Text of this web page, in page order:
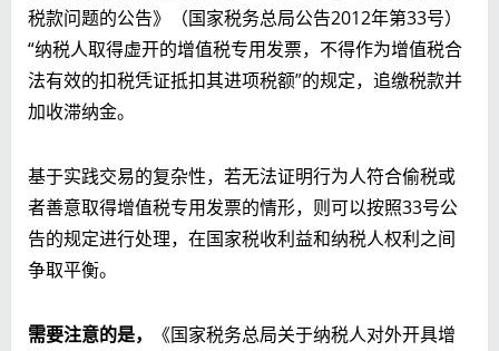
税款问题的公告》（国家税务总局公告2012年第33号）
“纳税人取得虚开的增值税专用发票，不得作为增值税合
法有效的扣税凭证抵扣其进项税额”的规定，追缴税款并
加收滞纳金。
基于实践交易的复杂性，若无法证明行为人符合偷税或
者善意取得增值税专用发票的情形，则可以按照33号公
告的规定进行处理，在国家税收利益和纳税人权利之间
争取平衡。
需要注意的是，
《国家税务总局关于纳税人对外开具增